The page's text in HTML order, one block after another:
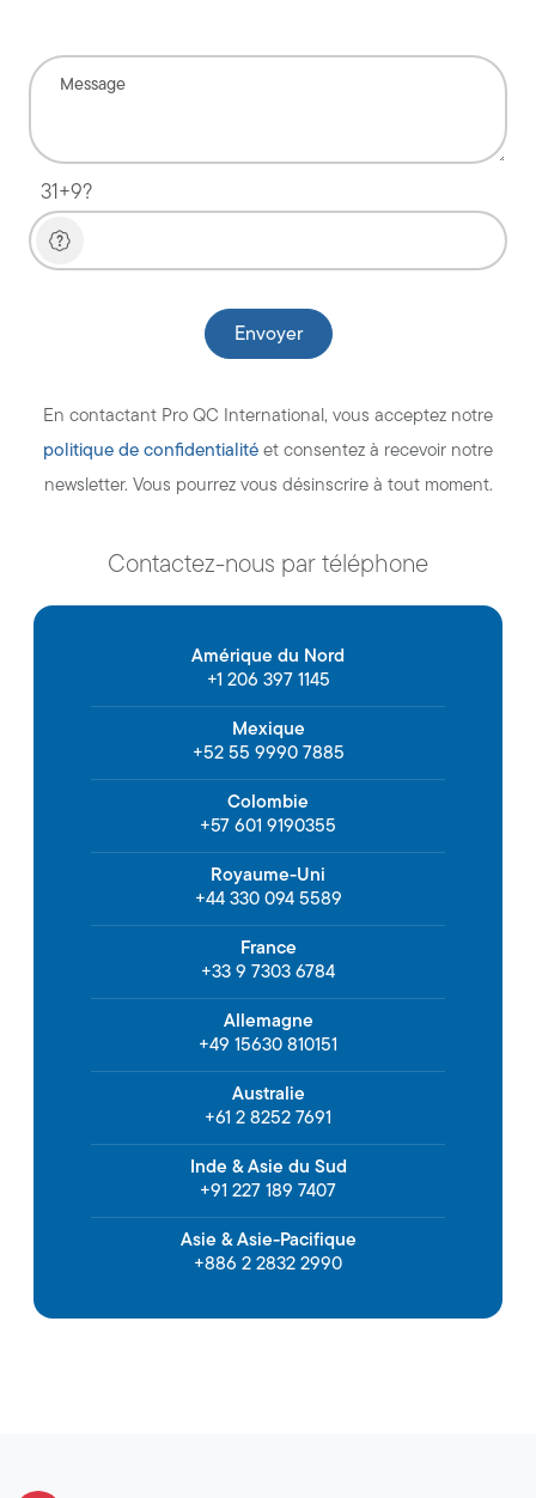
31+9?
En contactant Pro QC International, vous acceptez notre
politique de confidentialitéet consentez à recevoir notre
newsletter. Vous pourrez vous désinscrire à tout moment.
Contactez-nous par téléphone
Amérique du Nord
+1 206 397 1145
Mexique
+52 55 9990 7885
Colombie
+57 601 9190355
Royaume-Uni
+44 330 094 5589
France
+33 9 7303 6784
Allemagne
+49 15630 810151
Australie
+61 2 8252 7691
Inde & Asie du Sud
+91 227 189 7407
Asie & Asie-Pacifique
+886 2 2832 2990